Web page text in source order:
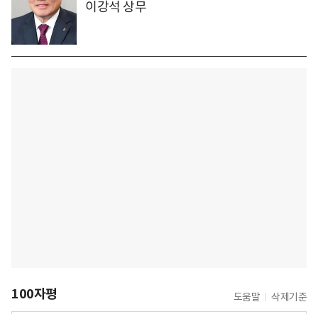
이강석 상무
100자평 도움말 삭제기준